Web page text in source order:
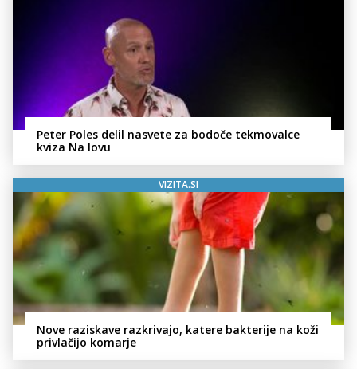
Peter Poles delil nasvete za bodoče tekmovalce
kviza Na lovu
VIZITA.SI
Nove raziskave razkrivajo, katere bakterije na koži
privlačijo komarje